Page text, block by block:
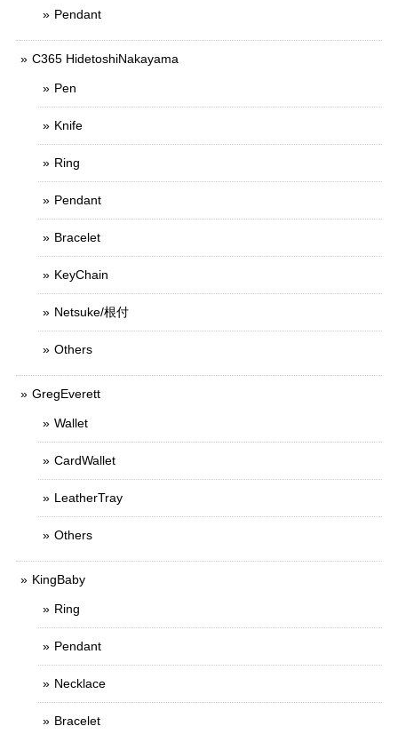
Pendant
C365 HidetoshiNakayama
Pen
Knife
Ring
Pendant
Bracelet
KeyChain
Netsuke/根付
Others
GregEverett
Wallet
CardWallet
LeatherTray
Others
KingBaby
Ring
Pendant
Necklace
Bracelet